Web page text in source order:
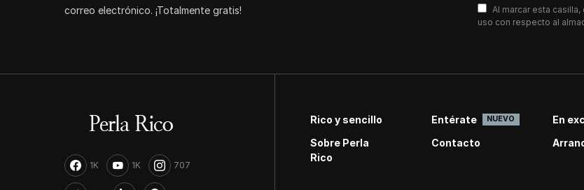
correo electrónico. ¡Totalmente gratis!
Al marcar esta
uso con respecto al
1K 1K 707
Rico y sencillo Entérate NUEVO
En
Sobre Perla
Rico
Contacto